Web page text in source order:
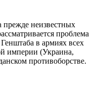
прежде неизвестных
проблема
в армиях всех
империи (Украина,
противоборстве.